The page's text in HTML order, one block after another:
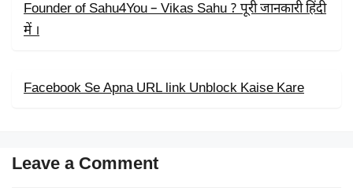
Founder of Sahu4You – Vikas Sahu ? पूरी जानकारी हिंदी
में ।
Facebook Se Apna URL link Unblock Kaise Kare
Leave a Comment